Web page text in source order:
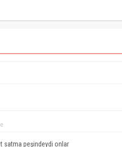
satma peşindeydi onlar